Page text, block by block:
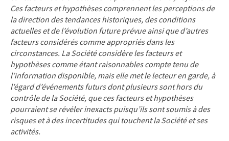
Ces facteurs et hypothèses comprennent les perceptions de
la direction des tendances historiques, des conditions
actuelles et de l’évolution future prévue ainsi que d’autres
facteurs considérés comme appropriés dans les
circonstances. La Société considère les facteurs et
hypothèses comme étant raisonnables compte tenu de
l’information disponible, mais elle met le lecteur en garde, à
l’égard d’événements futurs dont plusieurs sont hors du
contrôle de la Société, que ces facteurs et hypothèses
pourraient se révéler inexacts puisqu’ils sont soumis à des
risques et à des incertitudes qui touchent la Société et ses
activités.